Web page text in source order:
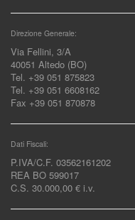
Direzione Generale:
Via Fellini, 3/A
40051 Altedo (BO)
Tel. +39 051 875823
Tel. +39 051 6608162
Fax +39 051 870878
Dati Fiscali:
P.IVA/C.F. 03562161202
REA BO 599017
C.S. 30.000,00 € i.v.